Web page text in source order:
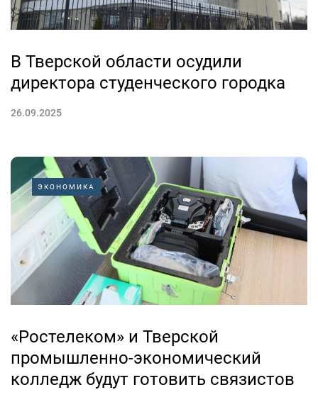
В Тверской области осудили
директора студенческого городка
26.09.2025
ЭКОНОМИКА
«Ростелеком» и Тверской
промышленно-экономический
колледж будут готовить связистов